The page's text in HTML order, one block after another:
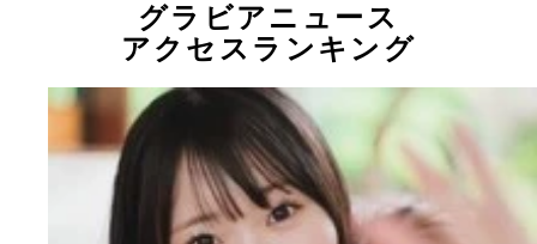
グラビアニュース
アクセスランキング